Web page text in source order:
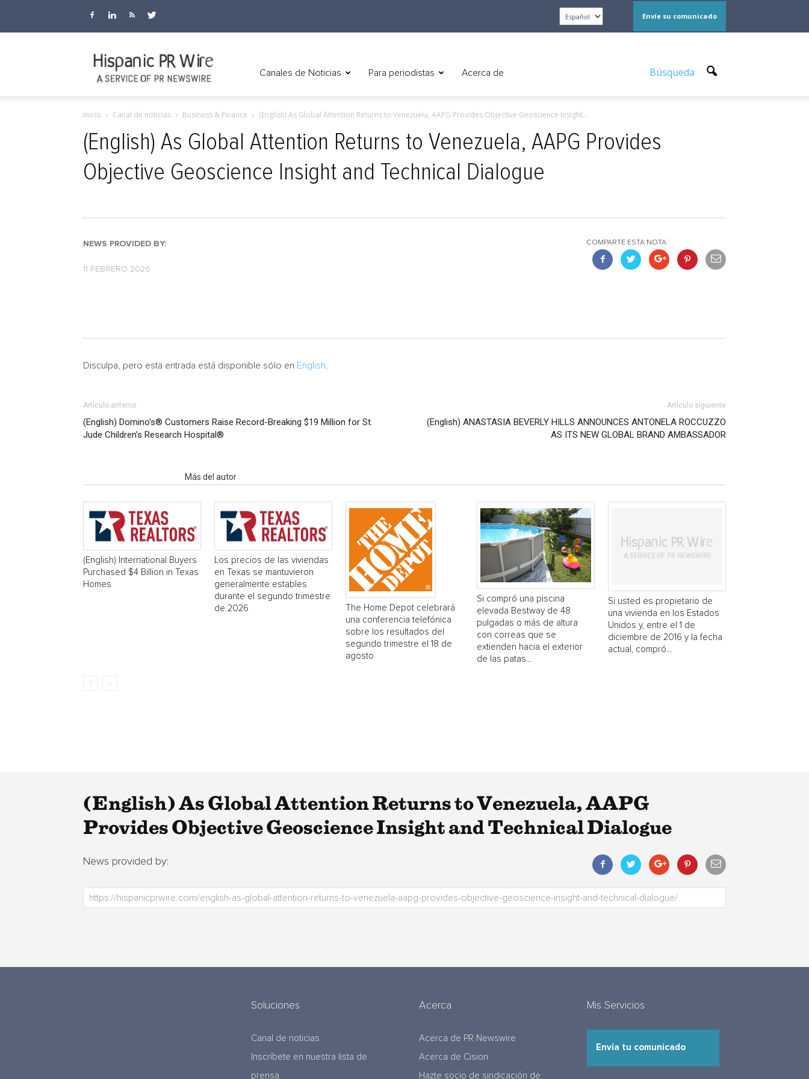
Envíe su comunicado
Canales de Noticias Para periodistas Acerca de Búsqueda
Inicio Canal de noticias Business & Finance (English) As Global Attention Returns to Venezuela, AAPG Provides Objective Geoscience Insight...
(English) As Global Attention Returns to Venezuela, AAPG Provides
Objective Geoscience Insight and Technical Dialogue
NEWS PROVIDED BY:
11 FEBRERO 2026
COMPARTE ESTA NOTA
Disculpa, pero esta entrada está disponible sólo en English
Artículo anterior
(English) Domino’s® Customers Raise Record-Breaking $19 Million for St.
Jude Children’s Research Hospital®
Artículo siguiente
(English) ANASTASIA BEVERLY HILLS ANNOUNCES ANTONELA ROCCUZZO
AS ITS NEW GLOBAL BRAND AMBASSADOR
Más del autor
(English) International Buyers
Purchased $4 Billion in Texas
Homes
Los precios de las viviendas
en Texas se mantuvieron
generalmente estables
durante el segundo trimestre
de 2026
The Home Depot celebrará
una conferencia telefónica
sobre los resultados del
segundo trimestre el 18 de
agosto
Si compró una piscina
elevada Bestway de 48
pulgadas o más de altura
con correas que se
extienden hacia el exterior
de las patas...
Si usted es propietario de
una vivienda en los Estados
Unidos y, entre el 1 de
diciembre de 2016 y la fecha
actual, compró...
(English) As Global Attention Returns to Venezuela, AAPG
Provides Objective Geoscience Insight and Technical Dialogue
News provided by:
Soluciones
Canal de noticias
Inscríbete en nuestra lista de
prensa
Acerca
Acerca de PR Newswire
Acerca de Cision
Hazte socio de sindicación de
Mis Servicios
Envía tu comunicado